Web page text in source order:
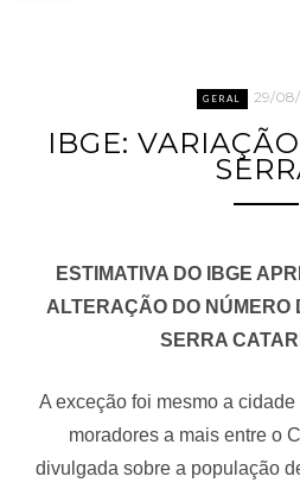
GERAL 29/
IBGE:
ESTIMATIVA DO IBGE
ALTERAÇÃO DO NÚMERO
SERRA
A exceção foi mesmo a
moradores a mais entre o
divulgada sobre a população